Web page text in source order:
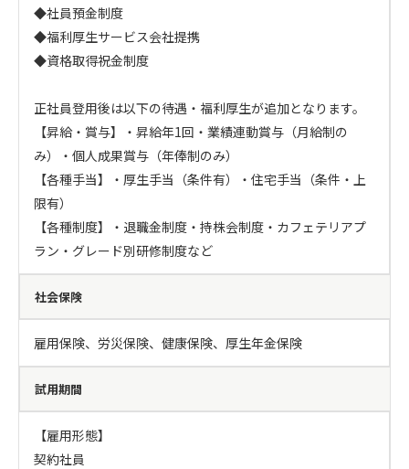
◆社員預金制度
◆福利厚生サービス会社提携
◆資格取得祝金制度
正社員登用後は以下の待遇・福利厚生が追加となります。
【昇給・賞与】・昇給年1回・業績連動賞与（月給制の
み）・個人成果賞与（年俸制のみ）
【各種手当】・厚生手当（条件有）・住宅手当（条件・上
限有）
【各種制度】・退職金制度・持株会制度・カフェテリアプ
ラン・グレード別研修制度など
社会保険
雇用保険、労災保険、健康保険、厚生年金保険
試用期間
【雇用形態】
契約社員